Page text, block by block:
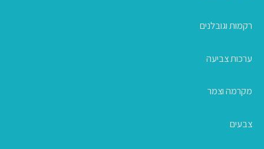
רקמות וגובלנים
ערכות צביעה
מקרמה וצמר
צבעים